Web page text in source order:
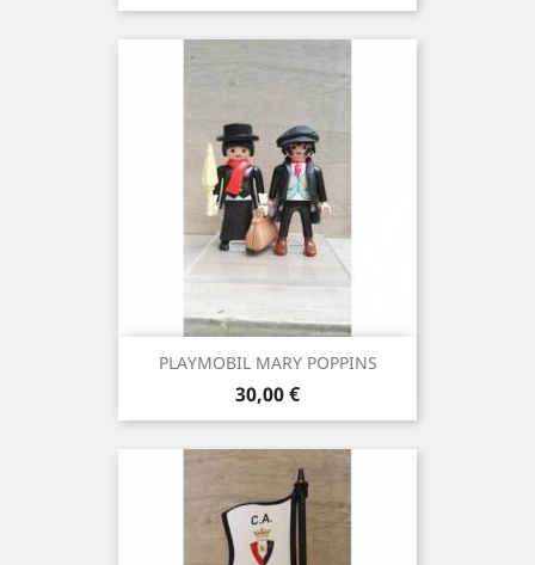
PLAYMOBIL MARY POPPINS
Precio
30,00 €